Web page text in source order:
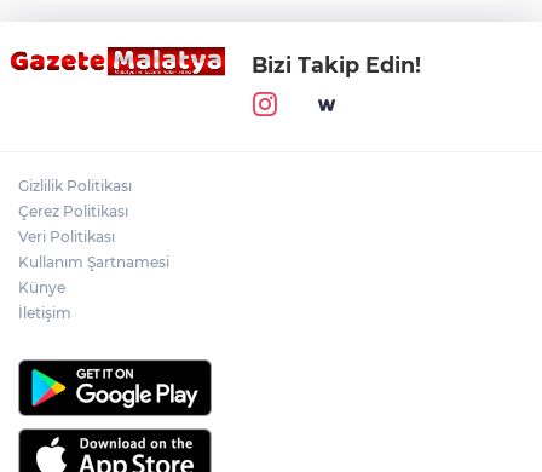
Bizi Takip Edin!
Gizlilik Politikası
Çerez Politikası
Veri Politikası
Kullanım Şartnamesi
Künye
İletişim